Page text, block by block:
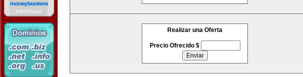
Realizar una Oferta
Precio Ofrecido $